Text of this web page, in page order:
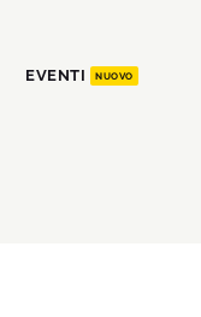
EVENTI NUOVO